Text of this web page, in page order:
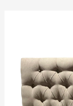
180
cm,
con